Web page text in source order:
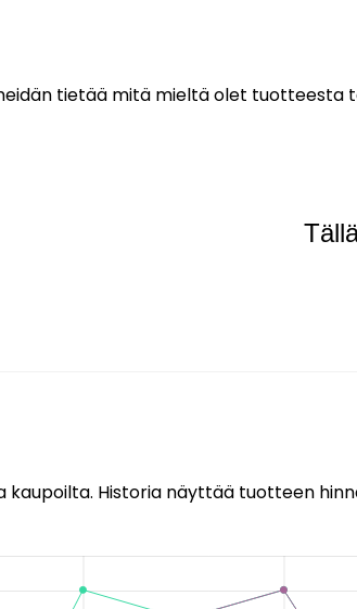
tietää mitä mieltä olet tuotteesta
Historia näyttää tuotteen